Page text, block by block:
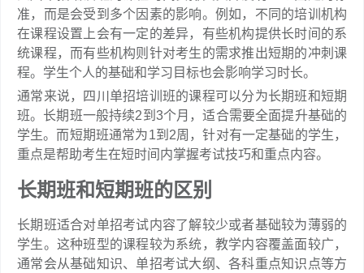
准，而是会受到多个因素的影响。例如，不同的培训机构
在课程设置上会有一定的差异，有些机构提供长时间的系
统课程，而有些机构则针对考生的需求推出短期的冲刺课
程。学生个人的基础和学习目标也会影响学习时长。
通常来说，四川单招培训班的课程可以分为长期班和短期
班。长期班一般持续2到3个月，适合需要全面提升基础的
学生。而短期班通常为1到2周，针对有一定基础的学生，
重点是帮助考生在短时间内掌握考试技巧和重点内容。
长期班和短期班的区别
长期班适合对单招考试内容了解较少或者基础较为薄弱的
学生。这种班型的课程较为系统，教学内容覆盖面较广，
通常会从基础知识、单招考试大纲、各科重点知识点等方